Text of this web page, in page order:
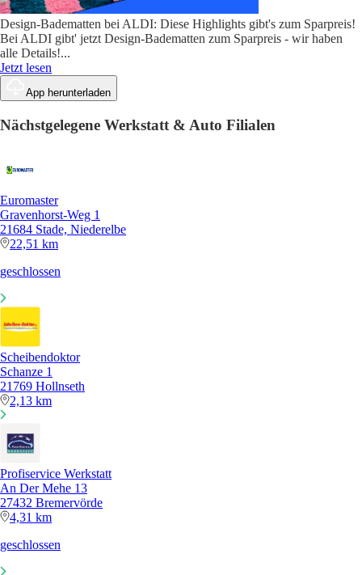
Design-Badematten bei ALDI: Diese Highlights gibt's zum Sparpreis!
Bei ALDI gibt' jetzt Design-Badematten zum Sparpreis - wir haben
alle Details!...
Jetzt lesen
App herunterladen
Nächstgelegene Werkstatt & Auto Filialen
Euromaster
Gravenhorst-Weg 1
21684 Stade, Niederelbe
22,51 km
geschlossen
Scheibendoktor
Schanze 1
21769 Hollnseth
2,13 km
Profiservice Werkstatt
An Der Mehe 13
27432 Bremervörde
4,31 km
geschlossen